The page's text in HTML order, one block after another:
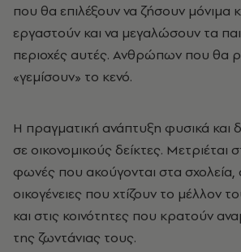
που θα επιλέξουν να ζήσουν μόνιμα
εργαστούν και να μεγαλώσουν τα
περιοχές αυτές. Ανθρώπων που θα
«γεμίσουν» το κενό.
Η πραγματική ανάπτυξη φυσικά και
σε οικονομικούς δείκτες. Μετριέται
φωνές που ακούγονται στα σχολεία,
οικογένειες που χτίζουν το μέλλον
και στις κοινότητες που κρατούν
της ζωντάνιας τους.